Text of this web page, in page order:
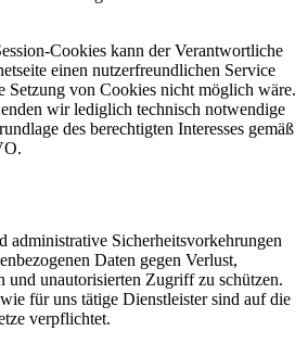
Cookies kann der Verantwortliche
einen nutzerfreundlichen Service
Setzung von Cookies nicht möglich wäre.
wir lediglich technisch notwendige
des berechtigten Interesses gemäß
administrative Sicherheitsvorkehrungen
Daten gegen Verlust,
und unautorisierten Zugriff zu schützen.
für uns tätige Dienstleister sind auf die
verpflichtet.